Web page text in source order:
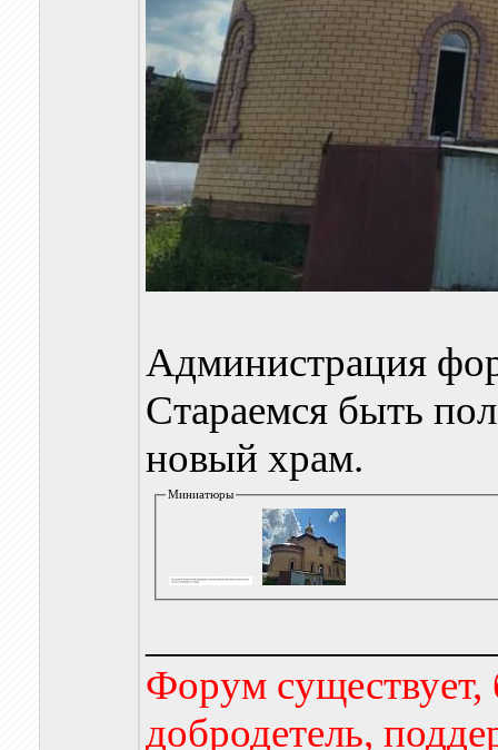
Администрация
Стараемся быть
новый храм.
Миниатюры
Форум существует,
добродетель,